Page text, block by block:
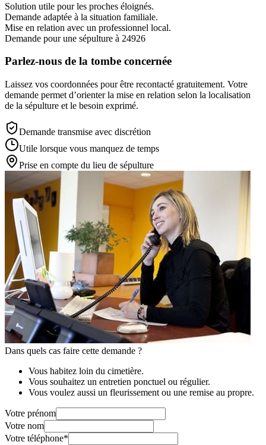
Solution utile pour les proches éloignés.
Demande adaptée à la situation familiale.
Mise en relation avec un professionnel local.
Demande pour une sépulture à 24926
Parlez-nous de la tombe concernée
Laissez vos coordonnées pour être recontacté gratuitement. Votre
demande permet d’orienter la mise en relation selon la localisation
de la sépulture et le besoin exprimé.
Demande transmise avec discrétion
Utile lorsque vous manquez de temps
Prise en compte du lieu de sépulture
Dans quels cas faire cette demande ?
Vous habitez loin du cimetière.
Vous souhaitez un entretien ponctuel ou régulier.
Vous voulez aussi un fleurissement ou une remise au propre.
Votre prénom
Votre nom
Votre téléphone*